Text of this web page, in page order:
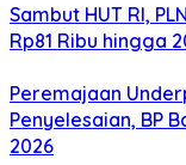
Sambut HUT RI,
Rp81 Ribu hingga
Peremajaan
Penyelesaian, BP
2026